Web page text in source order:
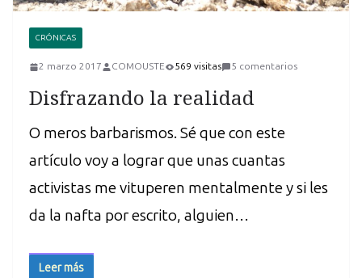
CRÓNICAS
2 marzo 2017 COMOUSTE 569 visitas 5 comentarios
Disfrazando la realidad
O meros barbarismos. Sé que con este
artículo voy a lograr que unas cuantas
activistas me vituperen mentalmente y si les
da la nafta por escrito, alguien…
Leer más